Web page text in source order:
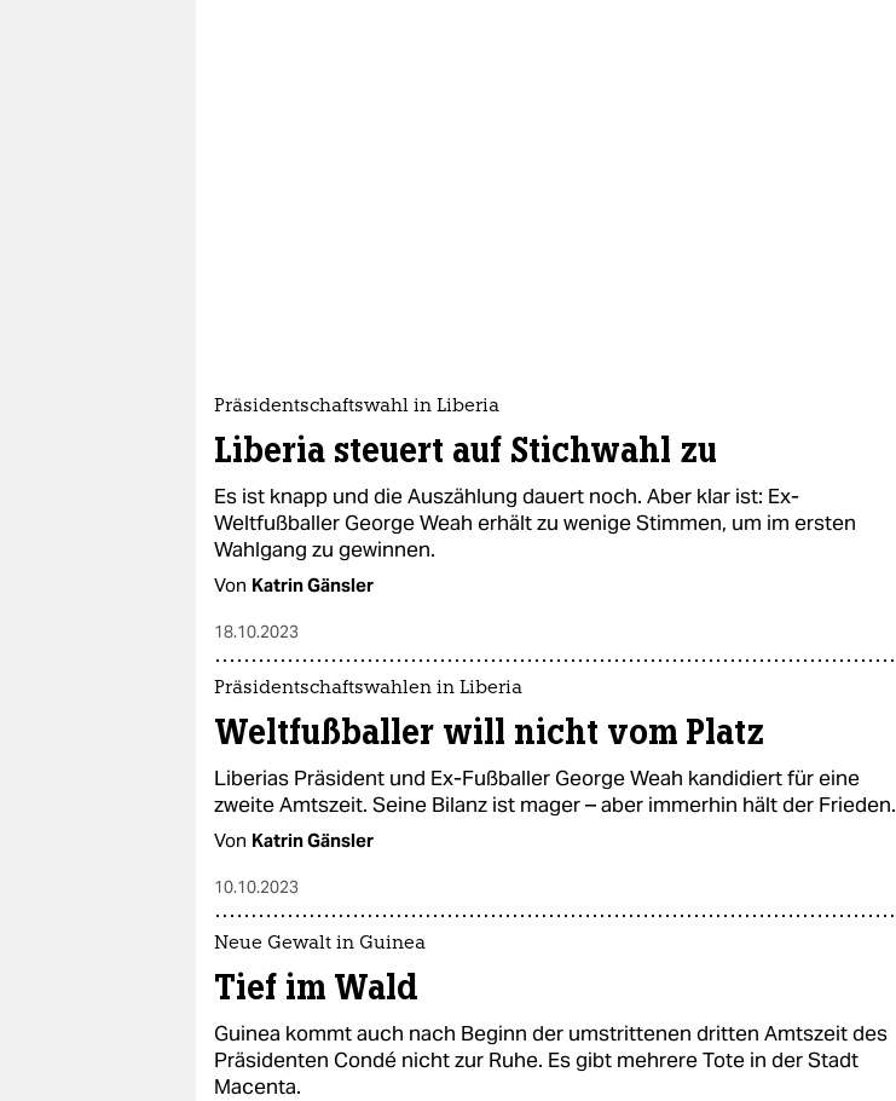
Präsidentschaftswahl in Liberia
Liberia steuert auf Stichwahl zu
Es ist knapp und die Auszählung dauert noch. Aber klar ist: Ex-
Weltfußballer George Weah erhält zu wenige Stimmen, um im ersten
Wahlgang zu gewinnen.
Von Katrin Gänsler
18.10.2023
Präsidentschaftswahlen in Liberia
Weltfußballer will nicht vom Platz
Liberias Präsident und Ex-Fußballer George Weah kandidiert für eine
zweite Amtszeit. Seine Bilanz ist mager – aber immerhin hält der Frieden.
Von Katrin Gänsler
10.10.2023
Neue Gewalt in Guinea
Tief im Wald
Guinea kommt auch nach Beginn der umstrittenen dritten Amtszeit des
Präsidenten Condé nicht zur Ruhe. Es gibt mehrere Tote in der Stadt
Macenta.